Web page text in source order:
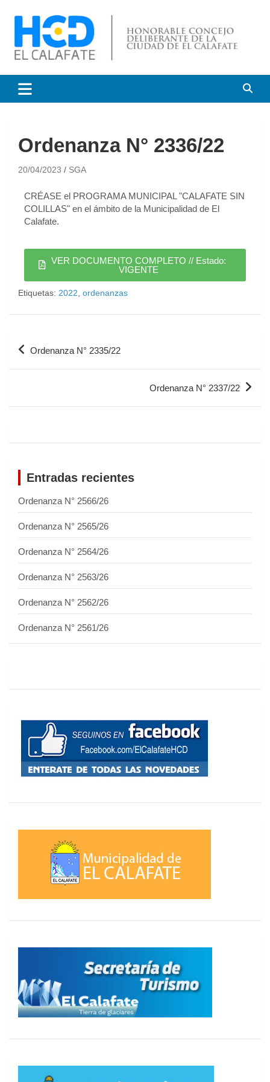
Honorable Concejo
Deliberante de El Calafate
Ordenanza N° 2336/22
20/04/2023 SGA
CRÉASE el PROGRAMA MUNICIPAL "CALAFATE SIN
COLILLAS" en el ámbito de la Municipalidad de El
Calafate.
VER DOCUMENTO COMPLETO // Estado:
VIGENTE
Etiquetas: 2022 ordenanzas
Ordenanza N° 2335/22
Ordenanza N° 2337/22
Entradas recientes
Ordenanza N° 2566/26
Ordenanza N° 2565/26
Ordenanza N° 2564/26
Ordenanza N° 2563/26
Ordenanza N° 2562/26
Ordenanza N° 2561/26